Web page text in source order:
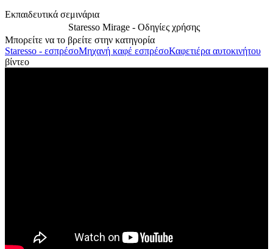
Εκπαιδευτικά σεμινάρια
Staresso Mirage - Οδηγίες χρήσης
Μπορείτε να το βρείτε στην κατηγορία
Staresso - εσπρέσοΜηχανή καφέ εσπρέσοΚαφετιέρα αυτοκινήτου
βίντεο